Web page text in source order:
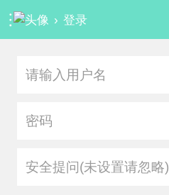
› 登录
安全提问(未设置请忽略)